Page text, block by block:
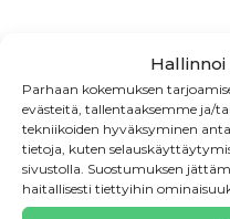
Parhaan kokemuksen
evästeitä, tallentaaksemme ja/
tekniikoiden hyväksyminen
tietoja, kuten
sivustolla. Suostumuksen
haitallisesti tiettyihin